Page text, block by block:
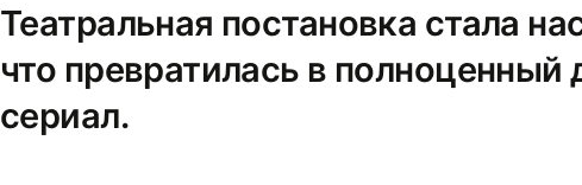
Театральная постановка стала
что превратилась в полноценный
сериал.